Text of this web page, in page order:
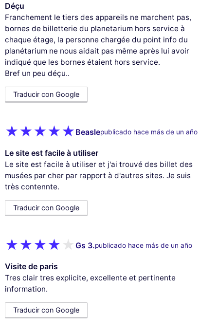
Déçu
Franchement le tiers des appareils ne marchent pas,
bornes de billetterie du planetarium hors service à
chaque étage, la personne chargée du point info du
planétarium ne nous aidait pas même après lui avoir
indiqué que les bornes étaient hors service.
Bref un peu déçu..
Traducir con Google
Beaslepublicado hace más de un año
Le site est facile à utiliser
Le site est facile à utiliser et j'ai trouvé des billet des
musées par cher par rapport à d'autres sites. Je suis
très contennte.
Traducir con Google
Gs 3.publicado hace más de un año
Visite de paris
Tres clair tres explicite, excellente et pertinente
information.
Traducir con Google